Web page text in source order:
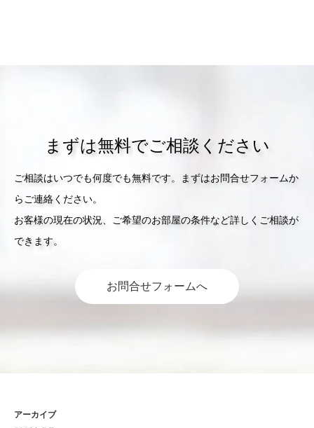
まずは無料でご相談ください
ご相談はいつでも何度でも無料です。まずはお問合せフォームか
らご連絡ください。
お客様の現在の状況、ご希望のお部屋の条件など詳しくご相談が
できます。
お問合せフォームへ
アーカイブ